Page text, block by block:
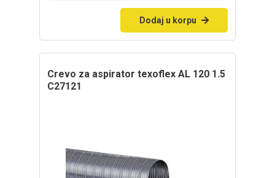
Dodaj u korpu
Crevo za aspirator texoflex AL 120 1.5
C27121